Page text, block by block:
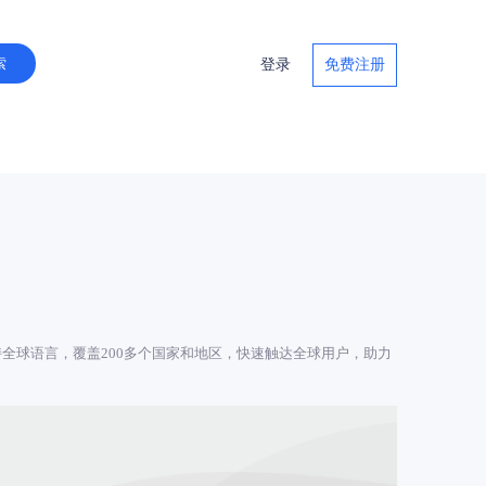
登录 免费注册
球语言，覆盖200多个国家和地区，快速触达全球用户，助力